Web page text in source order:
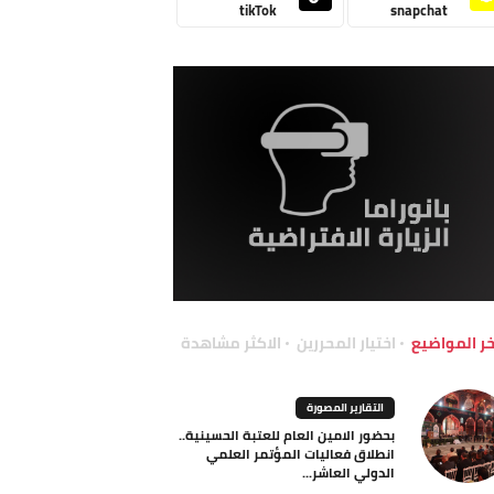
snapchat
tikTok
المواضيع اختيار المحررين الاكثر مشاهدة
التقارير المصورة
بحضور الامين العام للعتبة الحسينية..
انطلاق فعاليات المؤتمر العلمي
الدولي العاشر...